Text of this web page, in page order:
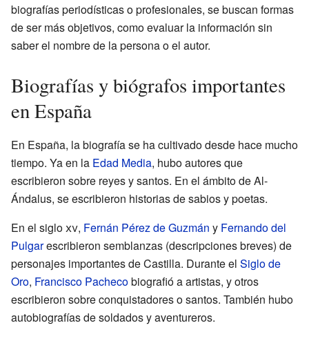
biografías periodísticas o profesionales, se buscan formas
de ser más objetivos, como evaluar la información sin
saber el nombre de la persona o el autor.
Biografías y biógrafos importantes
en España
En España, la biografía se ha cultivado desde hace mucho
tiempo. Ya en la Edad Media, hubo autores que
escribieron sobre reyes y santos. En el ámbito de Al-
Ándalus, se escribieron historias de sabios y poetas.
En el sigloxv, Fernán Pérez de Guzmán y Fernando del
Pulgarescribieron semblanzas (descripciones breves) de
personajes importantes de Castilla. Durante el Siglo de
Oro, Francisco Pachecobiografió a artistas, y otros
escribieron sobre conquistadores o santos. También hubo
autobiografías de soldados y aventureros.